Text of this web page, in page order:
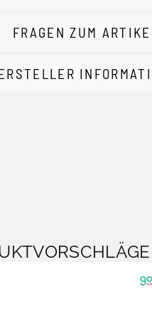
FRAGEN ZUM